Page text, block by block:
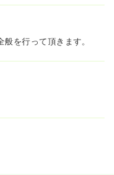
を行って頂きます。